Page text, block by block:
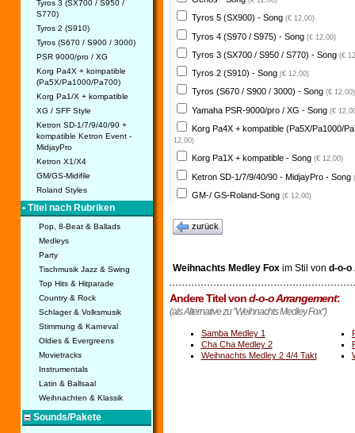
Tyros 3 (SX700 / S950 /
S770)
Tyros 2 (S910)
Tyros (S670 / S900 / 3000)
PSR 9000/pro / XG
Korg Pa4X + kompatible
(Pa5X/Pa1000/Pa700)
Korg Pa1/X + kompatible
XG / SFF Style
Ketron SD-1/7/9/40/90 +
kompatible Ketron Event -
MidjayPro
Ketron X1/X4
GM/GS-Midifile
Roland Styles
• Titel nach Rubriken
Pop, 8-Beat & Ballads
Medleys
Party
Tischmusik Jazz & Swing
Top Hits & Hitparade
Country & Rock
Schlager & Volksmusik
Stimmung & Karneval
Oldies & Evergreens
Movietracks
Instrumentals
Latin & Ballsaal
Weihnachten & Klassik
Sounds/Pakete
Tyros 5 (SX900) - Song (€ 12,00)
Tyros 4 (S970 / S975) - Song (€ 12,00)
Tyros 3 (SX700 / S950 / S770) - Song (€
Tyros 2 (S910) - Song (€ 12,00)
Tyros (S670 / S900 / 3000) - Song (€ 12,00)
Yamaha PSR-9000/pro / XG - Song (€
Korg Pa4X + kompatible (Pa5X/Pa1000/
12,00)
Korg Pa1X + kompatible - Song (€ 12,00)
Ketron SD-1/7/9/40/90 - MidjayPro - Song
GM-/ GS-Roland-Song (€ 12,00)
zurück
Weihnachts Medley Foxim Stil von d-o-o
Andere Titel vond-o-o Arrangement:
(als Alternative zu "Weihnachts Medley Fox")
Samba Medley 1
Cha Cha Medley 2
Weihnachts Medley 2 4/4 Takt